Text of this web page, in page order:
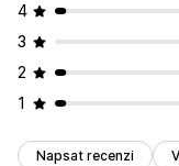
4
3
2
1
Napsat recenzi